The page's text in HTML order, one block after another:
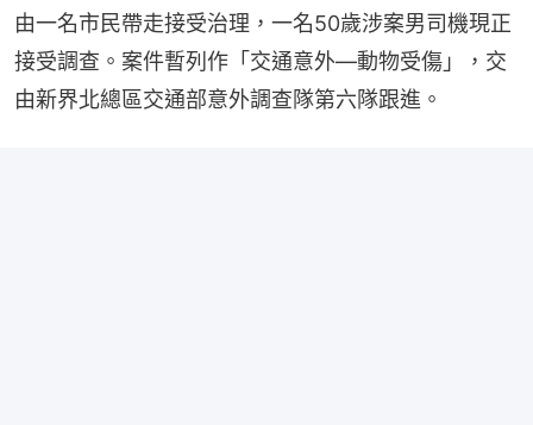
由一名市民帶走接受治理，一名50歲涉案男司機現正
接受調查。案件暫列作「交通意外—動物受傷」，交
由新界北總區交通部意外調查隊第六隊跟進。